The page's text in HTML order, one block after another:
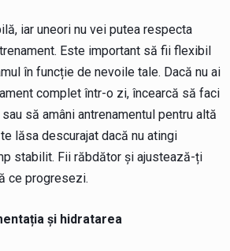
iar uneori nu vei putea respecta
Este important să fii flexibil
în funcție de nevoile tale. Dacă nu ai
complet într-o zi, încearcă să faci
să amâni antrenamentul pentru altă
lăsa descurajat dacă nu atingi
stabilit. Fii răbdător și ajustează-ți
ce progresezi.
și hidratarea